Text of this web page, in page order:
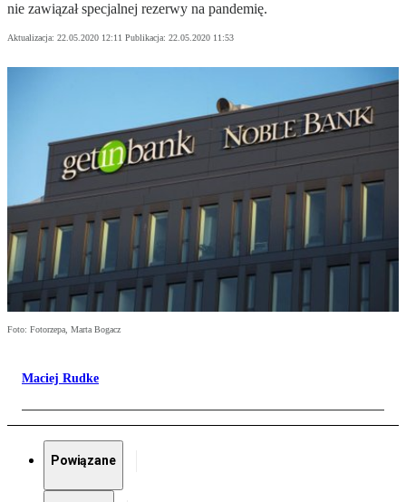
nie zawiązał specjalnej rezerwy na pandemię.
Aktualizacja: 22.05.2020 12:11 Publikacja: 22.05.2020 11:53
Foto: Fotorzepa, Marta Bogacz
Maciej Rudke
Powiązane